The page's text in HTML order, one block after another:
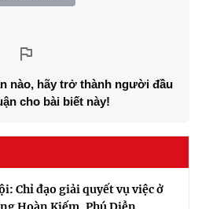
nào, hãy trở thành người đầu
cho bài biết này!
Chỉ đạo giải quyết vụ việc ở